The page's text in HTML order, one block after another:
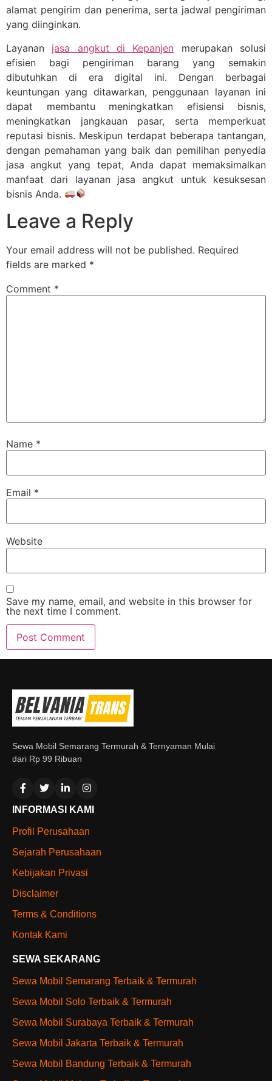
alamat pengirim dan penerima, serta jadwal pengiriman
yang diinginkan.
Layanan jasa angkut di Kepanjen merupakan solusi
efisien bagi pengiriman barang yang semakin
dibutuhkan di era digital ini. Dengan berbagai
keuntungan yang ditawarkan, penggunaan layanan ini
dapat membantu meningkatkan efisiensi bisnis,
meningkatkan jangkauan pasar, serta memperkuat
reputasi bisnis. Meskipun terdapat beberapa tantangan,
dengan pemahaman yang baik dan pemilihan penyedia
jasa angkut yang tepat, Anda dapat memaksimalkan
manfaat dari layanan jasa angkut untuk kesuksesan
bisnis Anda.
Leave a Reply
Your email address will not be published. Required
fields are marked *
Comment *
Name *
Email *
Website
Save my name, email, and website in this browser for
the next time I comment.
Sewa Mobil Semarang Termurah & Ternyaman Mulai
dari Rp 99 Ribuan
INFORMASI KAMI
Profil Perusahaan
Sejarah Perusahaan
Kebijakan Privasi
Disclaimer
Terms & Conditions
Kontak Kami
SEWA SEKARANG
Sewa Mobil Semarang Terbaik & Termurah
Sewa Mobil Solo Terbaik & Termurah
Sewa Mobil Surabaya Terbaik & Termurah
Sewa Mobil Jakarta Terbaik & Termurah
Sewa Mobil Bandung Terbaik & Termurah